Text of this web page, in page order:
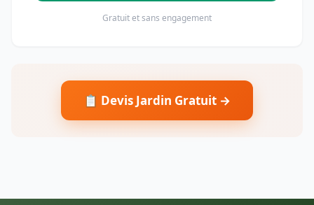
Gratuit et sans engagement
📋 Devis Jardin Gratuit →